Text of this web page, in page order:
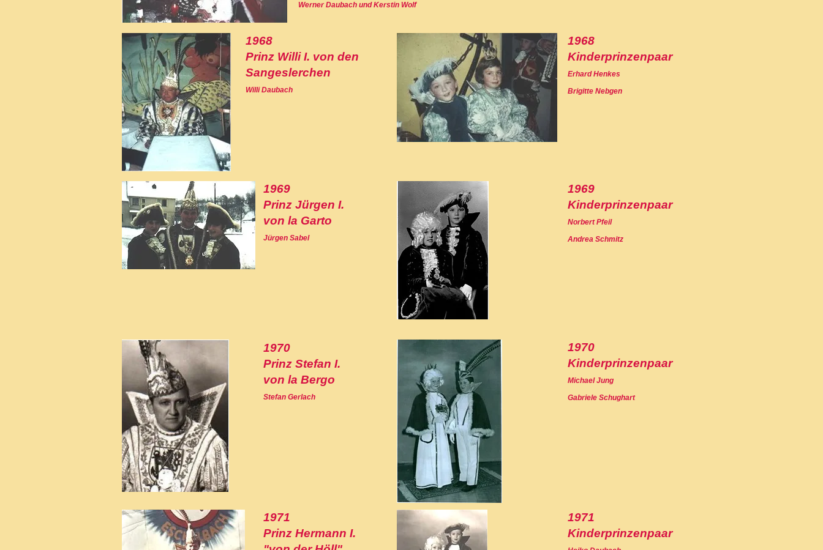
Werner Daubach und Kerstin Wolf
1968
Prinz Willi I. von den
Sangeslerchen
Willi Daubach
1968
Kinderprinzenpaar
Erhard Henkes
Brigitte Nebgen
1969
Prinz Jürgen I.
von la Garto
Jürgen Sabel
1969
Kinderprinzenpaar
Norbert Pfeil
Andrea Schmitz
1970
Prinz Stefan I.
von la Bergo
Stefan Gerlach
1970
Kinderprinzenpaar
Michael Jung
Gabriele Schughart
1971
Prinz Hermann I.
1971
Kinderprinzenpaar